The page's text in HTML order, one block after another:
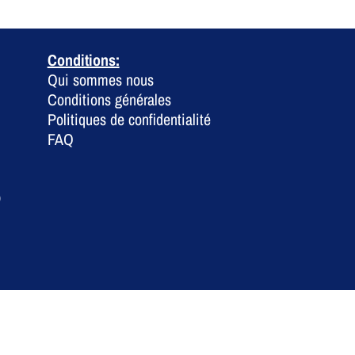
Conditions:
Qui sommes nous
Conditions générales
Politiques de confidentialité
FAQ